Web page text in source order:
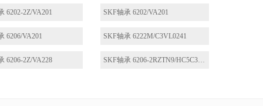
6202-2Z/VA201 SKF轴承 6202/VA201
6206/VA201 SKF轴承 6222M/C3VL0241
6206-2Z/VA228 SKF轴承 6206-2RZTN9/HC5C3WT